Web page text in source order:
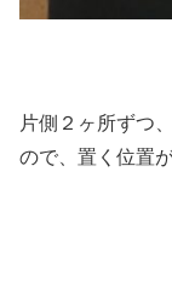
片側２ヶ所ずつ
ので、置く位置